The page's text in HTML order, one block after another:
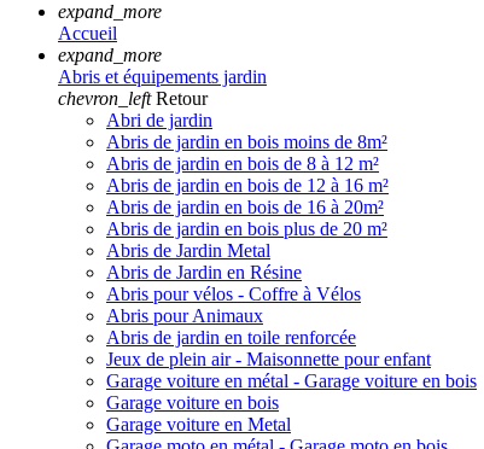
expand_more
Accueil
expand_more
Abris et équipements jardin
chevron_left Retour
Abri de jardin
Abris de jardin en bois moins de 8m²
Abris de jardin en bois de 8 à 12 m²
Abris de jardin en bois de 12 à 16 m²
Abris de jardin en bois de 16 à 20m²
Abris de jardin en bois plus de 20 m²
Abris de Jardin Metal
Abris de Jardin en Résine
Abris pour vélos - Coffre à Vélos
Abris pour Animaux
Abris de jardin en toile renforcée
Jeux de plein air - Maisonnette pour enfant
Garage voiture en métal - Garage voiture en bois
Garage voiture en bois
Garage voiture en Metal